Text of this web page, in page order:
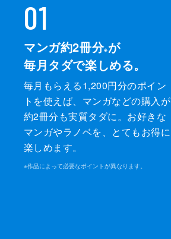
01
マンガ約2冊分※が
毎月タダで楽しめる。
毎月もらえる1,200円分のポイン
トを使えば、マンガなどの購入が
約2冊分も実質タダに。お好きな
マンガやラノベを、とてもお得に
楽しめます。
※作品によって必要なポイントが異なります。